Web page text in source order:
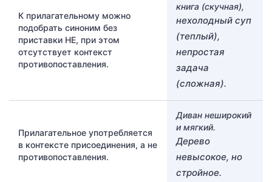
К прилагательному можно
подобрать синоним без
приставки НЕ, при этом
отсутствует контекст
противопоставления.
книга (скучная),
нехолодный суп
(теплый),
непростая
задача
(сложная).
Прилагательное употребляется
в контексте присоединения, а не
противопоставления.
Диван неширокий
и мягкий.
Дерево
невысокое, но
стройное.